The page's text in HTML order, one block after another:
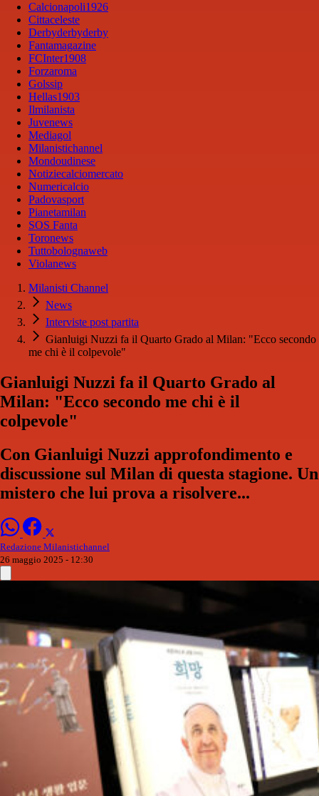
Calcionapoli1926
Cittaceleste
Derbyderbyderby
Fantamagazine
FCInter1908
Forzaroma
Golssip
Hellas1903
Ilmilanista
Juvenews
Mediagol
Milanistichannel
Mondoudinese
Notiziecalciomercato
Numericalcio
Padovasport
Pianetamilan
SOS Fanta
Toronews
Tuttobolognaweb
Violanews
Milanisti Channel
News
Interviste post partita
Gianluigi Nuzzi fa il Quarto Grado al Milan: "Ecco secondo
me chi è il colpevole"
Gianluigi Nuzzi fa il Quarto Grado al
Milan: "Ecco secondo me chi è il
colpevole"
Con Gianluigi Nuzzi approfondimento e
discussione sul Milan di questa stagione. Un
mistero che lui prova a risolvere...
Redazione Milanistichannel
26 maggio 2025 - 12:30